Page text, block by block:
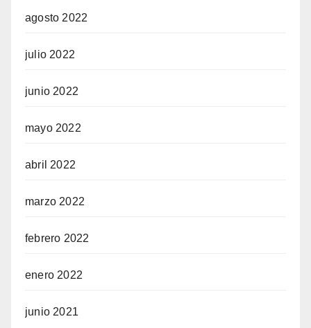
agosto 2022
julio 2022
junio 2022
mayo 2022
abril 2022
marzo 2022
febrero 2022
enero 2022
junio 2021